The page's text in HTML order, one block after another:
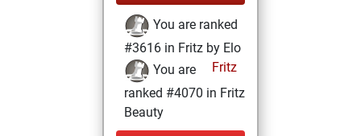
You are ranked
#3616 in Fritz by Elo
Fritz
You are
ranked #4070 in Fritz
Beauty